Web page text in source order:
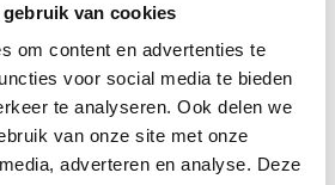
van cookies
om content en advertenties te
voor social media te bieden
te analyseren. Ook delen we
van onze site met onze
adverteren en analyse. Deze
Email
uit.nl
u echt Beter Uit